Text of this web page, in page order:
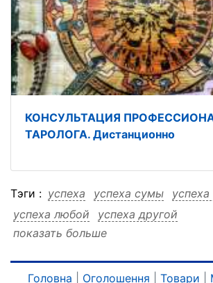
КОНСУЛЬТАЦИЯ
ТАРОЛОГА. Дистанционно
Тэги : успеха успеха сумы
успеха любой
успеха другой
успеха дистанционно
успеха город магия
успеха город
показать больше
Головна Оголошення Товари